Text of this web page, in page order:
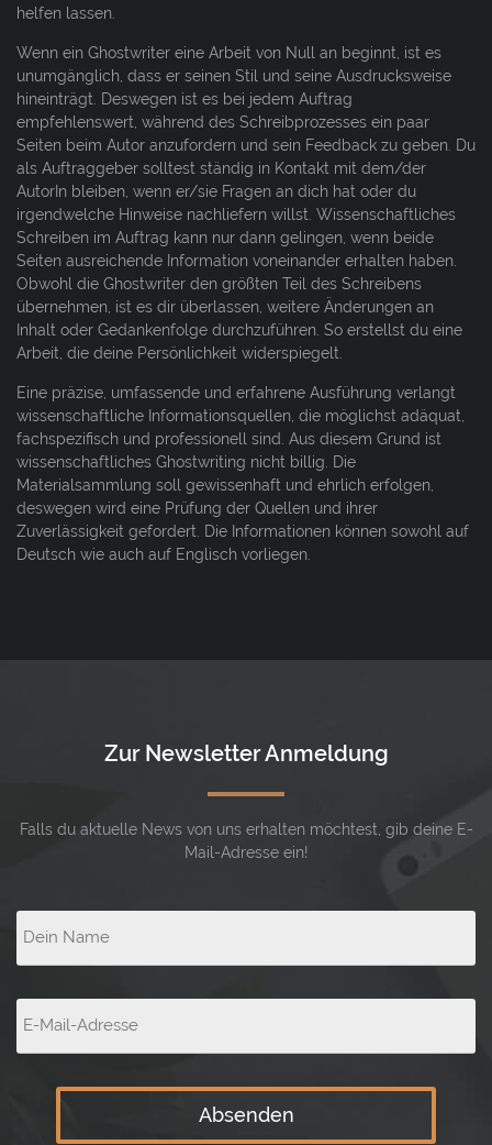
helfen lassen.
Wenn ein Ghostwriter eine Arbeit von Null an beginnt, ist es
unumgänglich, dass er seinen Stil und seine Ausdrucksweise
hineinträgt. Deswegen ist es bei jedem Auftrag
empfehlenswert, während des Schreibprozesses ein paar
Seiten beim Autor anzufordern und sein Feedback zu geben. Du
als Auftraggeber solltest ständig in Kontakt mit dem/der
AutorIn bleiben, wenn er/sie Fragen an dich hat oder du
irgendwelche Hinweise nachliefern willst. Wissenschaftliches
Schreiben im Auftrag kann nur dann gelingen, wenn beide
Seiten ausreichende Information voneinander erhalten haben.
Obwohl die Ghostwriter den größten Teil des Schreibens
übernehmen, ist es dir überlassen, weitere Änderungen an
Inhalt oder Gedankenfolge durchzuführen. So erstellst du eine
Arbeit, die deine Persönlichkeit widerspiegelt.
Eine präzise, umfassende und erfahrene Ausführung verlangt
wissenschaftliche Informationsquellen, die möglichst adäquat,
fachspezifisch und professionell sind. Aus diesem Grund ist
wissenschaftliches Ghostwriting nicht billig. Die
Materialsammlung soll gewissenhaft und ehrlich erfolgen,
deswegen wird eine Prüfung der Quellen und ihrer
Zuverlässigkeit gefordert. Die Informationen können sowohl auf
Deutsch wie auch auf Englisch vorliegen.
Zur Newsletter Anmeldung
Falls du aktuelle News von uns erhalten möchtest, gib deine E-
Mail-Adresse ein!
Absenden